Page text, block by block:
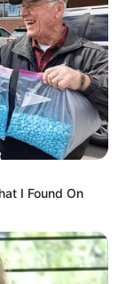
I Found On